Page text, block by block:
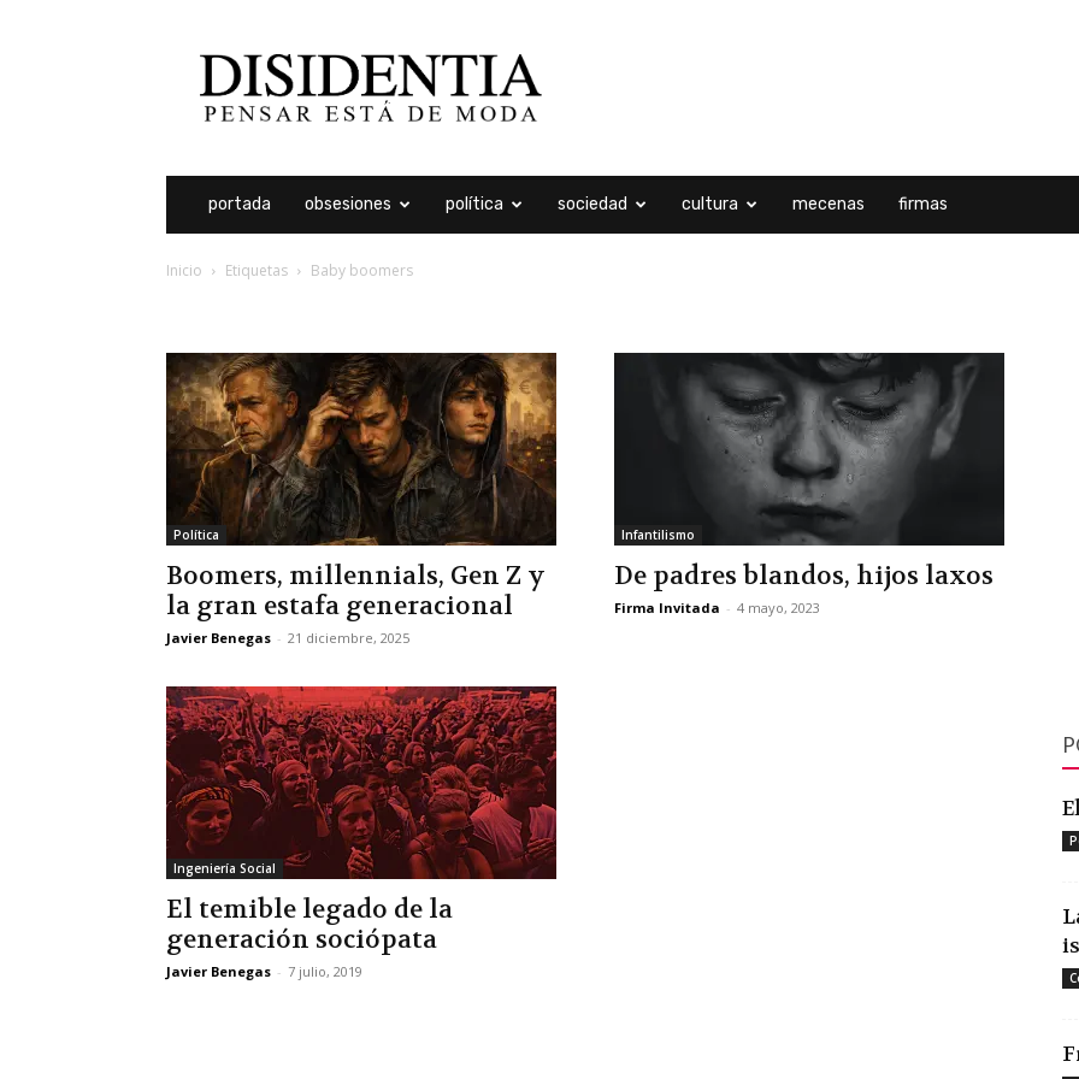
portada obsesiones política sociedad cultura mecenas firmas
Inicio Etiquetas Baby boomers
Política
Boomers, millennials, Gen Z y
la gran estafa generacional
Javier Benegas - 21 diciembre, 2025
Infantilismo
De padres blandos, hijos laxos
Firma Invitada - 4 mayo, 2023
Ingeniería Social
El temible legado de la
generación sociópata
Javier Benegas - 7 julio, 2019